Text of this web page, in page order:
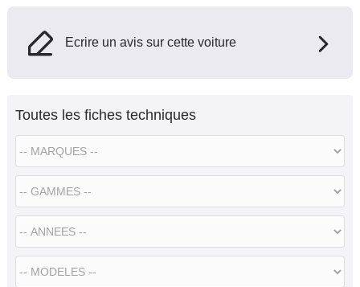
Ecrire un avis sur cette voiture
Toutes les fiches techniques